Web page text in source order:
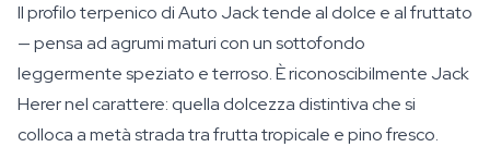
Il profilo terpenico di Auto Jack tende al dolce e al fruttato
— pensa ad agrumi maturi con un sottofondo
leggermente speziato e terroso. È riconoscibilmente Jack
Herer nel carattere: quella dolcezza distintiva che si
colloca a metà strada tra frutta tropicale e pino fresco.